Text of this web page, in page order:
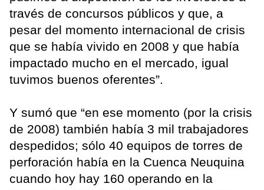
través de concursos públicos y que, a
pesar del momento internacional de crisis
que se había vivido en 2008 y que había
impactado mucho en el mercado, igual
tuvimos buenos oferentes”.
Y sumó que “en ese momento (por la crisis
de 2008) también había 3 mil trabajadores
despedidos; sólo 40 equipos de torres de
perforación había en la Cuenca Neuquina
cuando hoy hay 160 operando en la